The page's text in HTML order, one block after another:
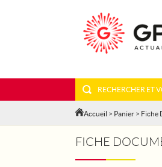
RECHERCHER ET
Accueil > Panier > Fiche
FICHE